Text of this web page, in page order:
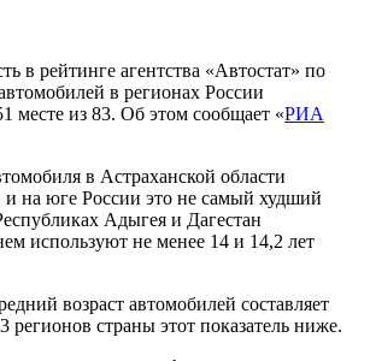
в рейтинге агентства «Автостат» по
в регионах России
месте из 83. Об этом сообщает «РИА
в Астраханской области
и на юге России это не самый худший
Адыгея и Дагестан
используют не менее 14 и 14,2 лет
возраст автомобилей составляет
регионов страны этот показатель ниже.